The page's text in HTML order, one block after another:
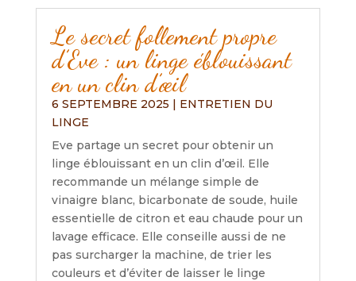
Le secret follement propre
d’Eve : un linge éblouissant
en un clin d’œil
6 SEPTEMBRE 2025 | ENTRETIEN DU
LINGE
Eve partage un secret pour obtenir un
linge éblouissant en un clin d’œil. Elle
recommande un mélange simple de
vinaigre blanc, bicarbonate de soude, huile
essentielle de citron et eau chaude pour un
lavage efficace. Elle conseille aussi de ne
pas surcharger la machine, de trier les
couleurs et d’éviter de laisser le linge